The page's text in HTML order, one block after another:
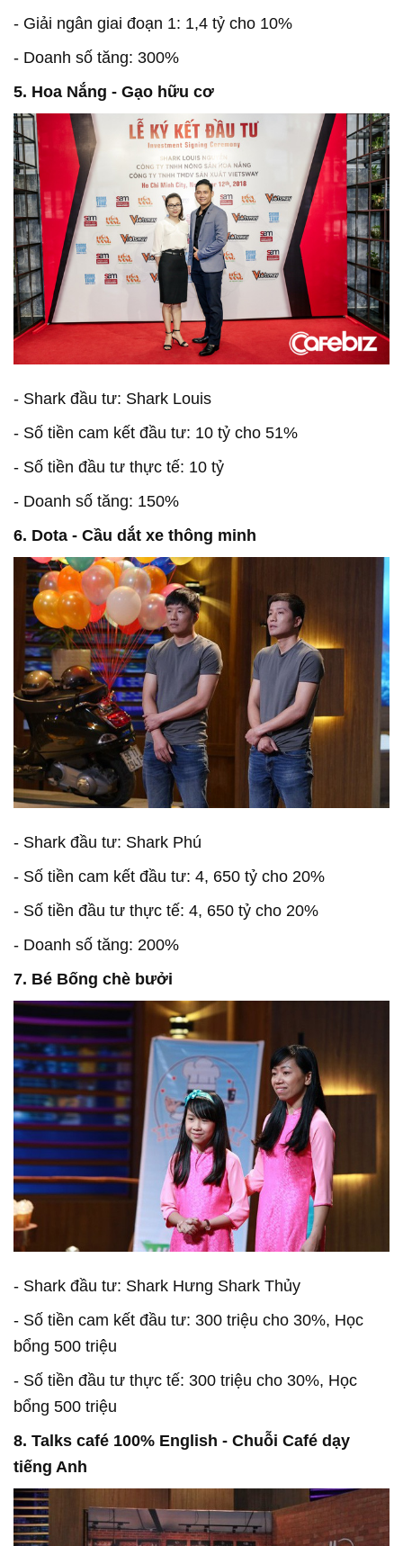
- Giải ngân giai đoạn 1: 1,4 tỷ cho 10%
- Doanh số tăng: 300%
5. Hoa Nắng - Gạo hữu cơ
- Shark đầu tư: Shark Louis
- Số tiền cam kết đầu tư: 10 tỷ cho 51%
- Số tiền đầu tư thực tế: 10 tỷ
- Doanh số tăng: 150%
6. Dota - Cầu dắt xe thông minh
- Shark đầu tư: Shark Phú
- Số tiền cam kết đầu tư: 4, 650 tỷ cho 20%
- Số tiền đầu tư thực tế: 4, 650 tỷ cho 20%
- Doanh số tăng: 200%
7. Bé Bống chè bưởi
- Shark đầu tư: Shark Hưng Shark Thủy
- Số tiền cam kết đầu tư: 300 triệu cho 30%, Học
bổng 500 triệu
- Số tiền đầu tư thực tế: 300 triệu cho 30%, Học
bổng 500 triệu
8. Talks café 100% English - Chuỗi Café dạy
tiếng Anh